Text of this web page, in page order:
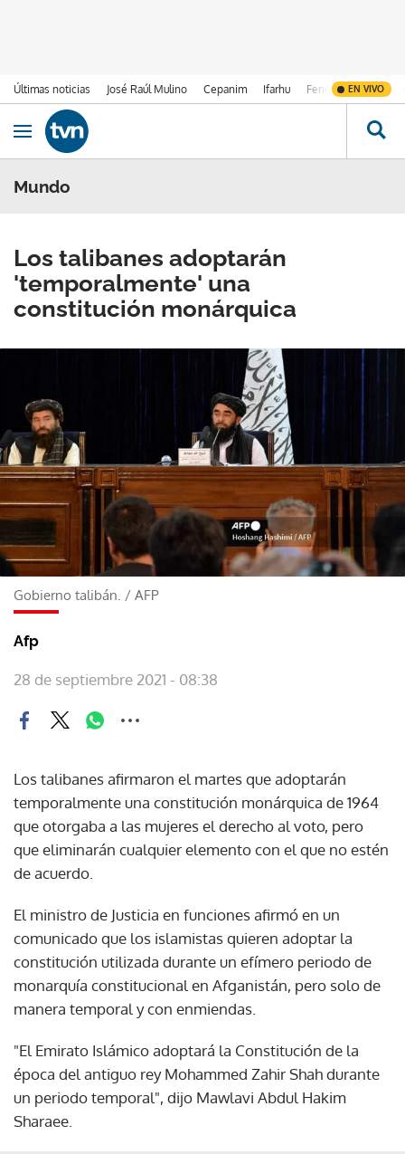
Últimas noticias José Raúl Mulino Cepanim Ifarhu Fenómeno de El
EN VIVO
Ir al contenido
Obrir navegació
Mundo
Los talibanes adoptarán
'temporalmente' una
constitución monárquica
Gobierno talibán. / AFP
Afp
28 de septiembre 2021 - 08:38
Los talibanes afirmaron el martes que adoptarán
temporalmente una constitución monárquica de 1964
que otorgaba a las mujeres el derecho al voto, pero
que eliminarán cualquier elemento con el que no estén
de acuerdo.
El ministro de Justicia en funciones afirmó en un
comunicado que los islamistas quieren adoptar la
constitución utilizada durante un efímero periodo de
monarquía constitucional en Afganistán, pero solo de
manera temporal y con enmiendas.
"El Emirato Islámico adoptará la Constitución de la
época del antiguo rey Mohammed Zahir Shah durante
un periodo temporal", dijo Mawlavi Abdul Hakim
Sharaee.